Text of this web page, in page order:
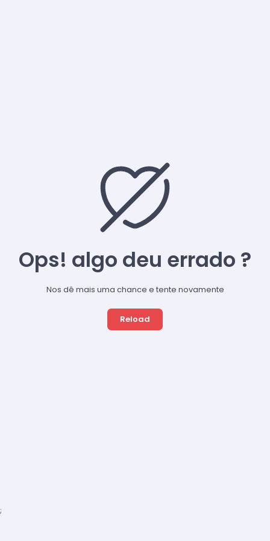
Ops! algo deu errado ?
Nos dê mais uma chance e tente novamente
Reload
;